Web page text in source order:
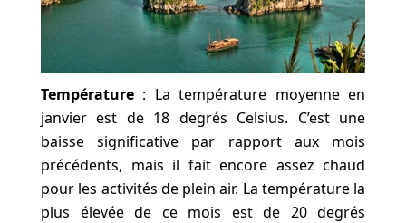
Température : La température moyenne en
janvier est de 18 degrés Celsius. C’est une
baisse significative par rapport aux mois
précédents, mais il fait encore assez chaud
pour les activités de plein air. La température la
plus élevée de ce mois est de 20 degrés